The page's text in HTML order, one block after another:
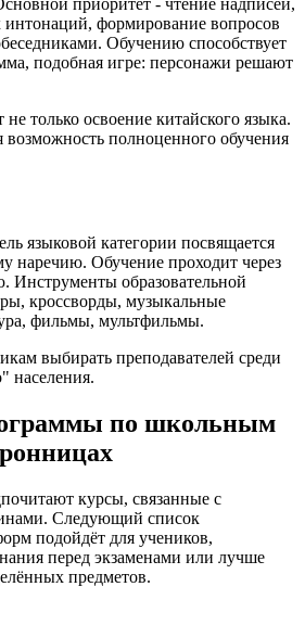
приоритет - чтение надписей,
формирование вопросов
Обучению способствует
подобная игре: персонажи решают
только освоение китайского языка.
возможность полноценного обучения
языковой категории посвящается
наречию. Обучение проходит через
Инструменты образовательной
кроссворды, музыкальные
фильмы, мультфильмы.
выбирать преподавателей среди
населения.
по школьным
курсы, связанные с
Следующий список
подойдёт для учеников,
перед экзаменами или лучше
предметов.